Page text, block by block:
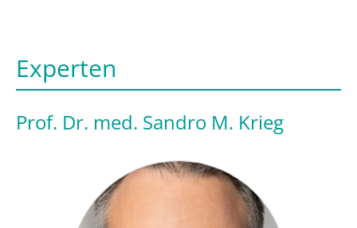
Experten
Prof. Dr. med. Sandro M. Krieg